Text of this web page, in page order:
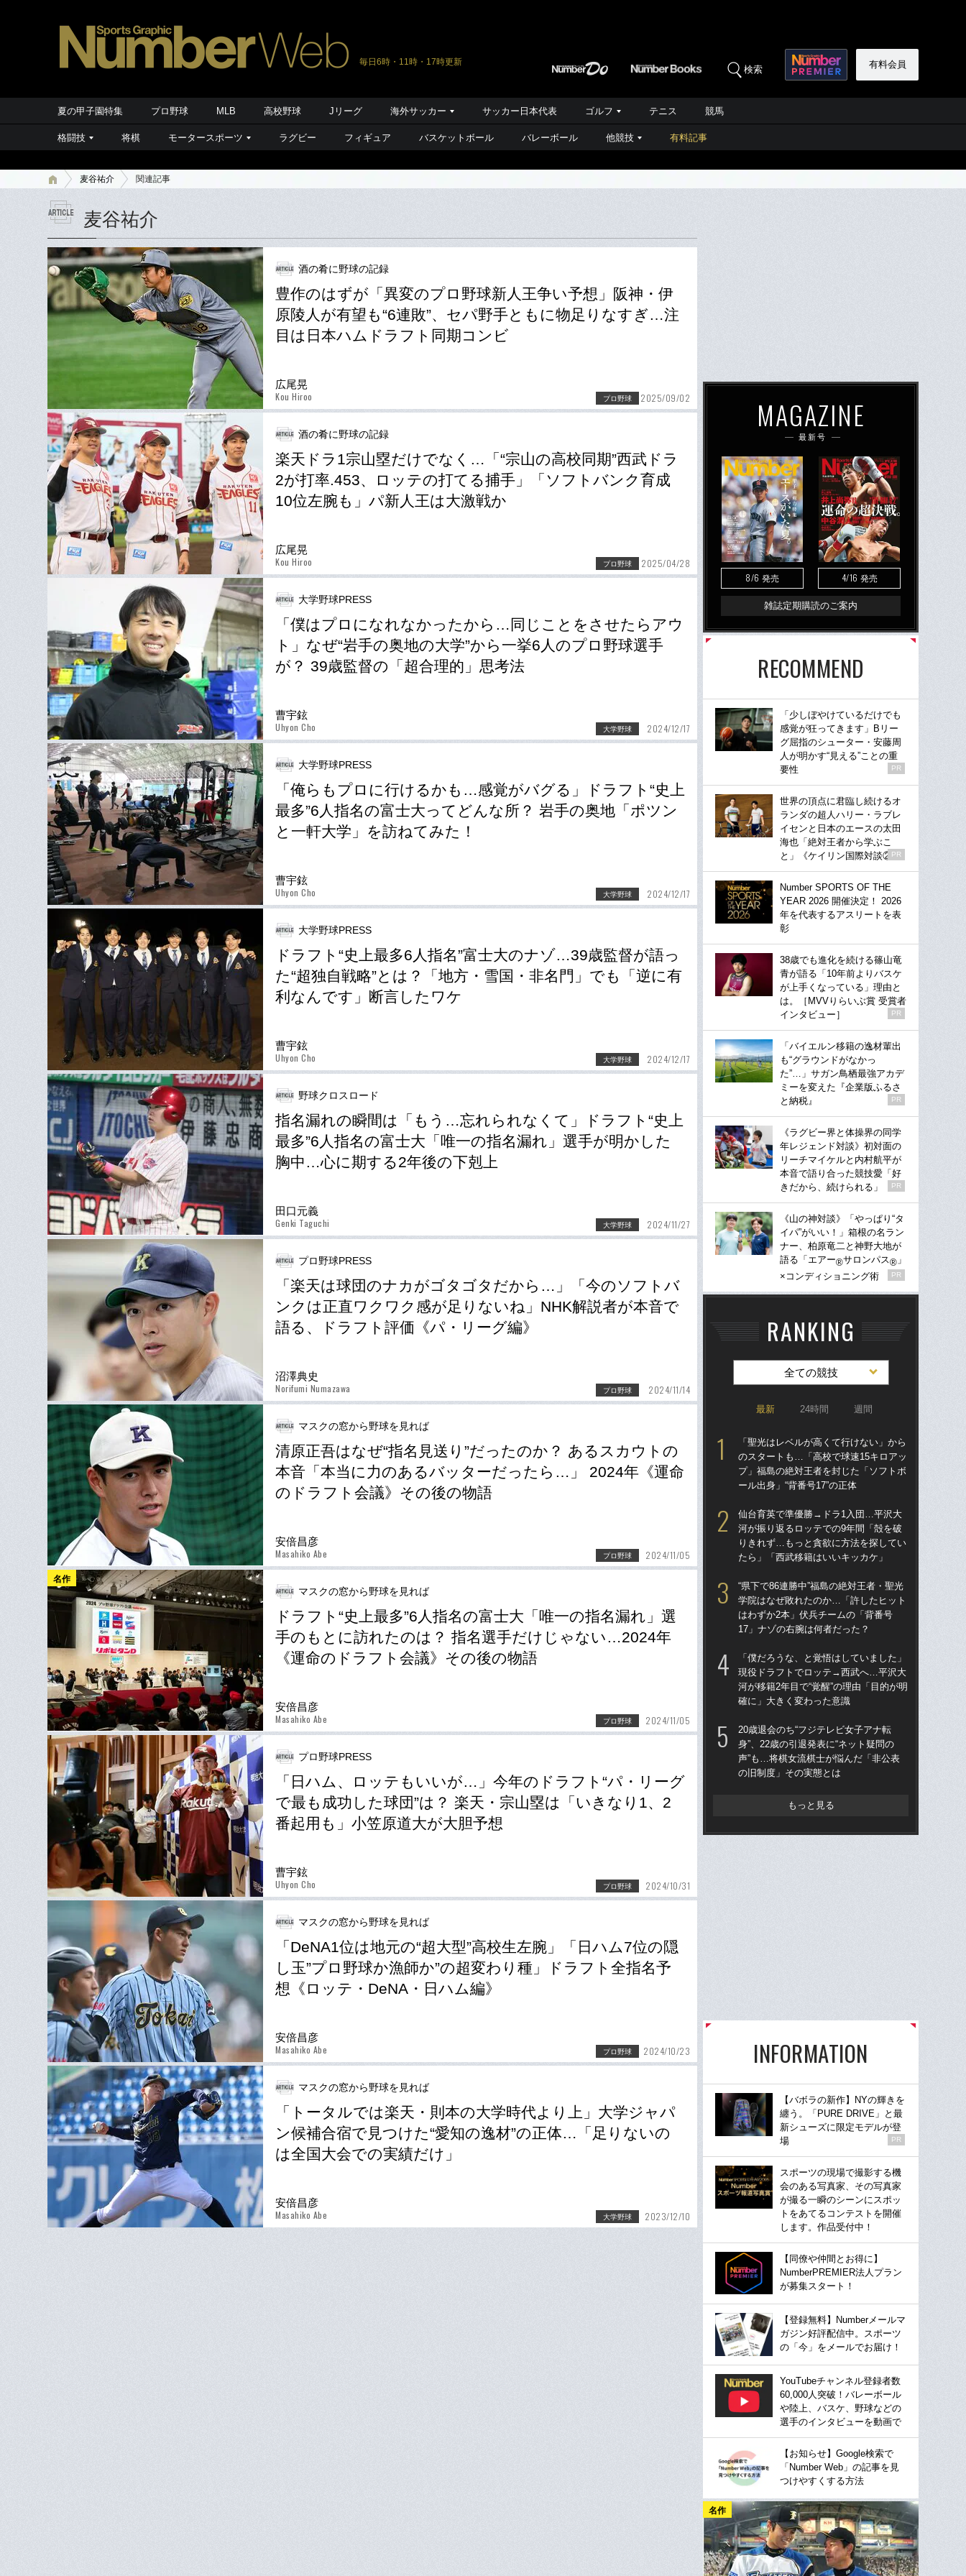
毎日6時・11時・17時更新
検索 有料会員
夏の甲子園特集 プロ野球 MLB 高校野球 Jリーグ 海外サッカー サッカー日本代表 ゴルフ テニス 競馬
格闘技 将棋 モータースポーツ ラグビー フィギュア バスケットボール バレーボール 他競技 有料記事
麦谷祐介 関連記事
麦谷祐介
酒の肴に野球の記録
豊作のはずが「異変のプロ野球新人王争い予想」阪神・伊
原陵人が有望も“6連敗”、セパ野手ともに物足りなすぎ…注
目は日本ハムドラフト同期コンビ
広尾晃
Kou Hiroo プロ野球 2025/09/02
酒の肴に野球の記録
楽天ドラ1宗山塁だけでなく…「“宗山の高校同期”西武ドラ
2が打率.453、ロッテの打てる捕手」「ソフトバンク育成
10位左腕も」パ新人王は大激戦か
広尾晃
Kou Hiroo プロ野球 2025/04/28
大学野球PRESS
「僕はプロになれなかったから…同じことをさせたらアウ
ト」なぜ“岩手の奥地の大学”から一挙6人のプロ野球選手
が？ 39歳監督の「超合理的」思考法
曹宇鉉
Uhyon Cho 大学野球 2024/12/17
大学野球PRESS
「俺らもプロに行けるかも…感覚がバグる」ドラフト“史上
最多”6人指名の富士大ってどんな所？ 岩手の奥地「ポツン
と一軒大学」を訪ねてみた！
曹宇鉉
Uhyon Cho 大学野球 2024/12/17
大学野球PRESS
ドラフト“史上最多6人指名”富士大のナゾ…39歳監督が語っ
た“超独自戦略”とは？「地方・雪国・非名門」でも「逆に有
利なんです」断言したワケ
曹宇鉉
Uhyon Cho 大学野球 2024/12/17
野球クロスロード
指名漏れの瞬間は「もう…忘れられなくて」ドラフト“史上
最多”6人指名の富士大「唯一の指名漏れ」選手が明かした
胸中…心に期する2年後の下剋上
田口元義
Genki Taguchi 大学野球 2024/11/27
プロ野球PRESS
「楽天は球団のナカがゴタゴタだから…」「今のソフトバ
ンクは正直ワクワク感が足りないね」NHK解説者が本音で
語る、ドラフト評価《パ・リーグ編》
沼澤典史
Norifumi Numazawa プロ野球 2024/11/14
マスクの窓から野球を見れば
清原正吾はなぜ“指名見送り”だったのか？ あるスカウトの
本音「本当に力のあるバッターだったら…」 2024年《運命
のドラフト会議》その後の物語
安倍昌彦
Masahiko Abe プロ野球
2024/11/05
名作
マスクの窓から野球を見れば
ドラフト“史上最多”6人指名の富士大「唯一の指名漏れ」選
手のもとに訪れたのは？ 指名選手だけじゃない…2024年
《運命のドラフト会議》その後の物語
安倍昌彦
Masahiko Abe プロ野球 2024/11/05
プロ野球PRESS
「日ハム、ロッテもいいが…」今年のドラフト“パ・リーグ
で最も成功した球団”は？ 楽天・宗山塁は「いきなり1、2
番起用も」小笠原道大が大胆予想
曹宇鉉
Uhyon Cho プロ野球 2024/10/31
マスクの窓から野球を見れば
「DeNA1位は地元の“超大型”高校生左腕」「日ハム7位の隠
し玉”プロ野球か漁師か”の超変わり種」ドラフト全指名予
想《ロッテ・DeNA・日ハム編》
安倍昌彦
Masahiko Abe プロ野球 2024/10/23
マスクの窓から野球を見れば
「トータルでは楽天・則本の大学時代より上」大学ジャパ
ン候補合宿で見つけた“愛知の逸材”の正体…「足りないの
は全国大会での実績だけ」
安倍昌彦
Masahiko Abe 大学野球 2023/12/10
MAGAZINE
最新号
8/6 発売 4/16 発売
雑誌定期購読のご案内
RECOMMEND
「少しぼやけているだけでも
感覚が狂ってきます」Bリー
グ屈指のシューター・安藤周
人が明かす“見える”ことの重
要性
PR
世界の頂点に君臨し続けるオ
ランダの超人ハリー・ラブレ
イセンと日本のエースの太田
海也「絶対王者から学ぶこ
と」《ケイリン国際対談②》
PR
Number SPORTS OF THE
YEAR 2026 開催決定！ 2026
年を代表するアスリートを表
彰
38歳でも進化を続ける篠山竜
青が語る「10年前よりバスケ
が上手くなっている」理由と
は。［MVVりらいぶ賞 受賞者
インタビュー］
PR
「バイエルン移籍の逸材輩出
も“グラウンドがなかっ
た”…」サガン鳥栖最強アカデ
ミーを変えた『企業版ふるさ
と納税』
PR
《ラグビー界と体操界の同学
年レジェンド対談》初対面の
リーチマイケルと内村航平が
本音で語り合った競技愛「好
きだから、続けられる」
PR
《山の神対談》「やっぱり“タ
イパ”がいい！」箱根の名ラン
ナー、柏原竜二と神野大地が
語る「エアー®サロンパス® 」
×コンディショニング術
PR
RANKING
全ての競技
最新 24時間 週間
「聖光はレベルが高くて行けない」から
のスタートも…「高校で球速15キロアッ
プ」福島の絶対王者を封じた「ソフトボ
ール出身」“背番号17”の正体
仙台育英で準優勝→ドラ1入団…平沢大
河が振り返るロッテでの9年間「殻を破
りきれず…もっと貪欲に方法を探してい
たら」「西武移籍はいいキッカケ」
“県下で86連勝中”福島の絶対王者・聖光
学院はなぜ敗れたのか…「許したヒット
はわずか2本」伏兵チームの「背番号
17」ナゾの右腕は何者だった？
「僕だろうな、と覚悟はしていました」
現役ドラフトでロッテ→西武へ…平沢大
河が移籍2年目で“覚醒”の理由「目的が明
確に」大きく変わった意識
20歳退会のち“フジテレビ女子アナ転
身”、22歳の引退発表に“ネット疑問の
声”も…将棋女流棋士が悩んだ「非公表
の旧制度」その実態とは
もっと見る
INFORMATION
【バボラの新作】NYの輝きを
纏う。「PURE DRIVE」と最
新シューズに限定モデルが登
場
PR
スポーツの現場で撮影する機
会のある写真家、その写真家
が撮る一瞬のシーンにスポッ
トをあてるコンテストを開催
します。作品受付中！
【同僚や仲間とお得に】
NumberPREMIER法人プラン
が募集スタート！
【登録無料】Numberメールマ
ガジン好評配信中。スポーツ
の「今」をメールでお届け！
YouTubeチャンネル登録者数
60,000人突破！バレーボール
や陸上、バスケ、野球などの
選手のインタビューを動画で
【お知らせ】Google検索で
「Number Web」の記事を見
つけやすくする方法
名作